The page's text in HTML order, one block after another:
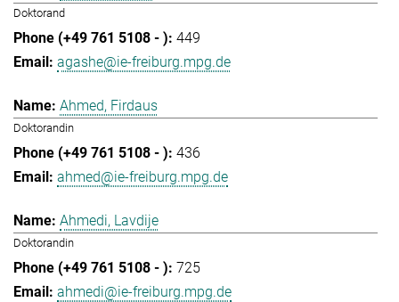
Doktorand
449
agashe@ie-freiburg.mpg.de
Ahmed, Firdaus
Doktorandin
436
ahmed@ie-freiburg.mpg.de
Ahmedi, Lavdije
Doktorandin
725
ahmedi@ie-freiburg.mpg.de